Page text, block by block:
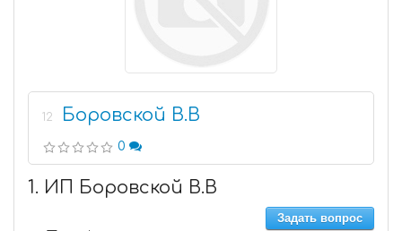
12 Боровской В.В
0
1. ИП Боровской В.В
Задать вопрос